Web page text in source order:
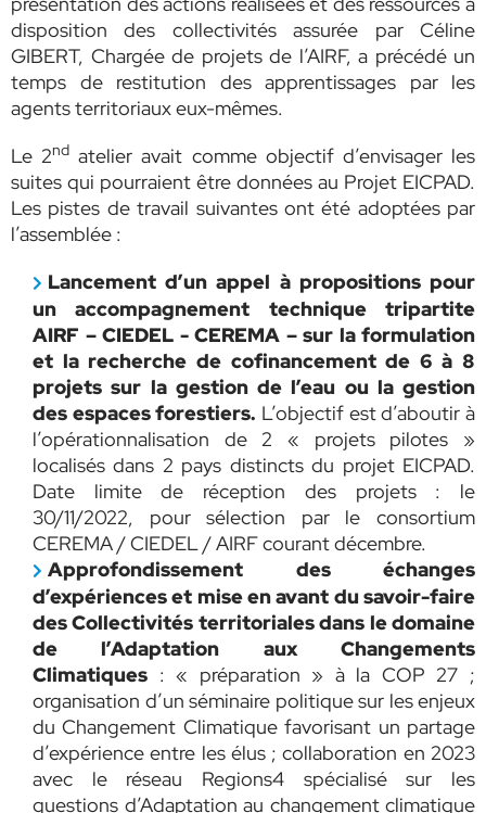
disposition des collectivités assurée par Céline
GIBERT, Chargée de projets de l’AIRF, a précédé un
temps de restitution des apprentissages par les
agents territoriaux eux-mêmes.
Le 2nd atelier avait comme objectif d’envisager les
suites qui pourraient être données au Projet EICPAD.
Les pistes de travail suivantes ont été adoptées par
l’assemblée :
Lancement d’un appel à propositions pour
un accompagnement technique tripartite
AIRF – CIEDEL - CEREMA – sur la formulation
et la recherche de cofinancement de 6 à 8
projets sur la gestion de l’eau ou la gestion
des espaces forestiers. L’objectif est d’aboutir à
l’opérationnalisation de 2 « projets pilotes »
localisés dans 2 pays distincts du projet EICPAD.
Date limite de réception des projets : le
30/11/2022, pour sélection par le consortium
CEREMA / CIEDEL / AIRF courant décembre.
Approfondissement des échanges
d’expériences et mise en avant du savoir-faire
des Collectivités territoriales dans le domaine
de l’Adaptation aux Changements
Climatiques : « préparation » à la COP 27 ;
organisation d’un séminaire politique sur les enjeux
du Changement Climatique favorisant un partage
d’expérience entre les élus ; collaboration en 2023
avec le réseau Regions4 spécialisé sur les
questions d’Adaptation au changement climatique